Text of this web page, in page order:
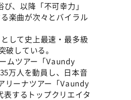
、以降「不可幸力」
楽曲が次々とバイラル
して史上最速・最多級
している。
ムツアー「Vaundy
万人を動員し、日本音
リーナツアー「Vaundy
表するトップクリエイタ